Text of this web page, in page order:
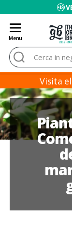
Menu
Cerca:
Visita